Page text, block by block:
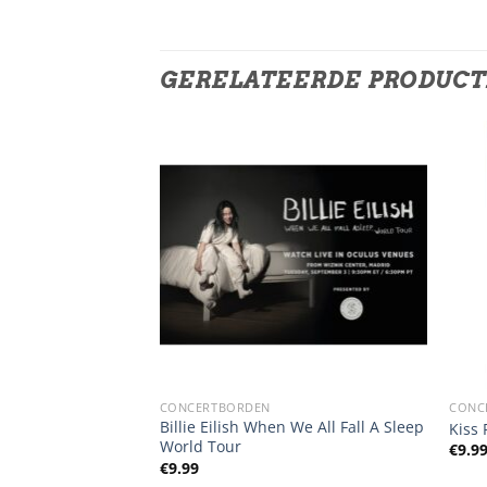
GERELATEERDE
CONCERTBORDEN
Billie Eilish When We All Fall A Sleep
World Tour
€9.99
Kiss
€